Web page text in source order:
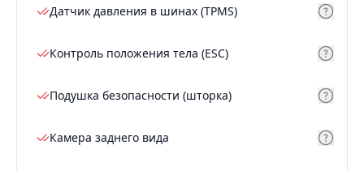
Датчик давления в шинах (TPMS)
Контроль положения тела (ESC)
Подушка безопасности (шторка)
Камера заднего вида